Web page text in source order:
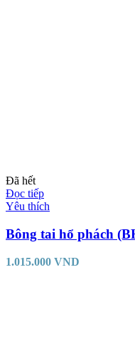
Đã hết
Đọc tiếp
Yêu thích
Bông tai hổ phách
1.015.000 VND